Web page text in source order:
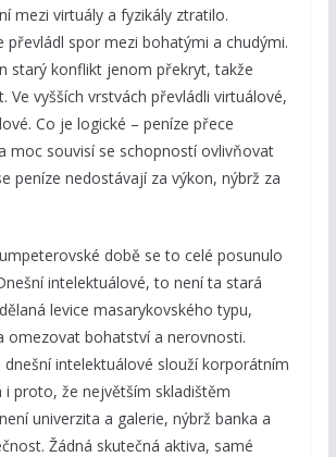
mezi virtuály a fyzikály ztratilo.
převládl spor mezi bohatými a chudými.
starý konflikt jenom překryt, takže
Ve vyšších vrstvách převládli virtuálové,
Co je logické – peníze přece
moc souvisí se schopností ovlivňovat
peníze nedostávají za výkon, nýbrž za
době se to celé posunulo
intelektuálové, to není ta stará
levice masarykovského typu,
omezovat bohatství a nerovnosti.
dnešní intelektuálové slouží korporátním
i proto, že největším skladištěm
univerzita a galerie, nýbrž banka a
Žádná skutečná aktiva, samé